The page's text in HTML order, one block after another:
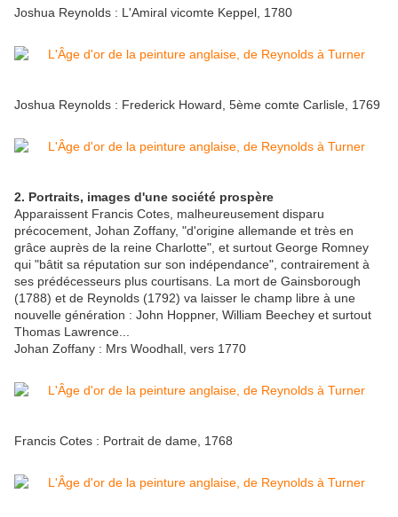
Joshua Reynolds : L'Amiral vicomte Keppel, 1780
Joshua Reynolds : Frederick Howard, 5ème comte Carlisle, 1769
2. Portraits, images d'une société prospère
Apparaissent Francis Cotes, malheureusement disparu
précocement, Johan Zoffany, "d'origine allemande et très en
grâce auprès de la reine Charlotte", et surtout George Romney
qui "bâtit sa réputation sur son indépendance", contrairement à
ses prédécesseurs plus courtisans. La mort de Gainsborough
(1788) et de Reynolds (1792) va laisser le champ libre à une
nouvelle génération : John Hoppner, William Beechey et surtout
Thomas Lawrence...
Johan Zoffany : Mrs Woodhall, vers 1770
Francis Cotes : Portrait de dame, 1768